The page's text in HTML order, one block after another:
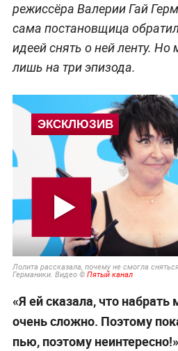
режиссёра Валерии Гай
сама постановщица
идеей снять о ней ленту. Но
лишь на три эпизода.
Лолита рассказала, почему не смогла
Германики. Видео © Пятый канал
«Я ей сказала, что
очень сложно. Поэтому
пью, поэтому